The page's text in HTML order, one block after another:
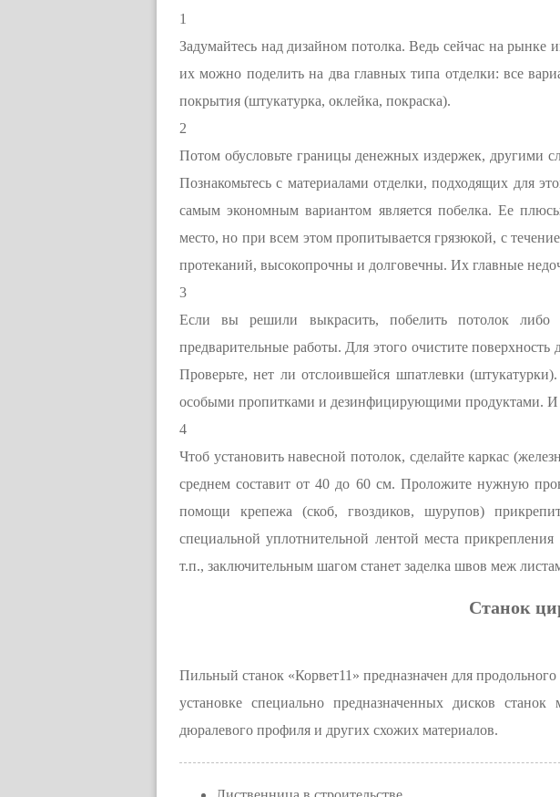
1
Задумайтесь над дизайном потолка. Ведь сейчас на
их можно поделить на два главных типа отделки: все
покрытия (штукатурка, оклейка, покраска).
2
Потом обусловьте границы денежных издержек, другими
Познакомьтесь с материалами отделки, подходящих для
самым экономным вариантом является побелка. Ее
место, но при всем этом пропитывается грязюкой, с
протеканий, высокопрочны и долговечны. Их главные
3
Если вы решили выкрасить, побелить потолок либо
предварительные работы. Для этого очистите
Проверьте, нет ли отслоившейся шпатлевки
особыми пропитками и дезинфицирующими продуктами. И
4
Чтоб установить навесной потолок, сделайте каркас
среднем составит от 40 до 60 см. Проложите нужную
помощи крепежа (скоб, гвоздиков, шурупов)
специальной уплотнительной лентой места
т.п., заключительным шагом станет заделка швов меж
Станок
Пильный станок «Корвет11» предназначен для
установке специально предназначенных дисков
дюралевого профиля и других схожих материалов.